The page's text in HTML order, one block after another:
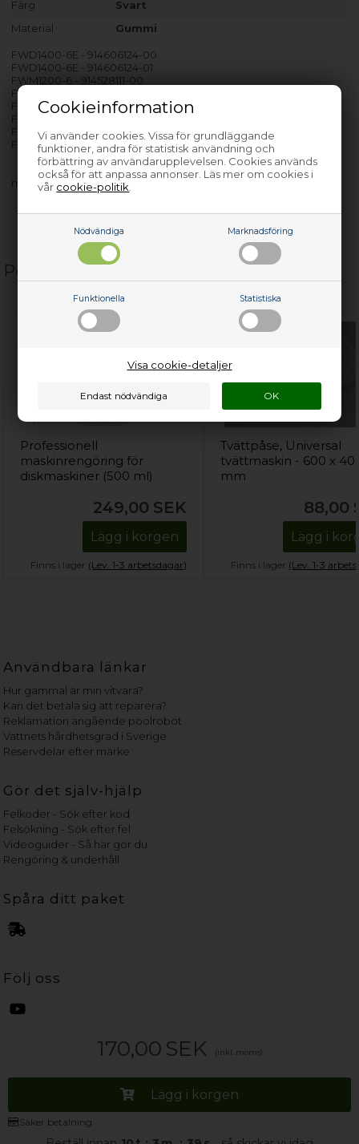
Cookieinformation
Vi använder cookies. Vissa för grundläggande
funktioner, andra för statistisk användning och
förbättring av användarupplevelsen. Cookies används
också för att anpassa annonser. Läs mer om cookies i
vår cookie-politik
Nödvändiga Marknadsföring
Funktionella Statistiska
Visa cookie-detaljer
Färg
Svart
Material
Gummi
FWD1400-6E - 914606124-00
FWD1400-6E - 914606124-01
FWM1200-6 - 914528111-00
FWM1200-6 - 914528111-01
FWM1200-6 - 914528111-02
FWM1200-6 - 914528111-03
FWM2017 - 914900263-00
FWM2018 - 914900261-00
med flera…
170,00 SEK (inkl. moms)
Lägg i korgen
Säker betalning
Populära relaterade produkter
Professionell
maskinrengöring för
diskmaskiner (500 ml)
249,00 SEK
Lägg i korgen
Finns i lager (Lev. 1-3 arbetsdagar)
Tvättpåse, Universal
tvättmaskin - 600 x
mm
88,00
Lägg i
Finns i lager (Lev. 1-3
Användbara länkar
Hur gammal är min vitvara?
Kan det betala sig att reparera?
Reklamation angående poolrobot
Vattnets hårdhetsgrad i Sverige
Reservdelar efter märke
Gör det själv-hjälp
Felkoder - Sök efter kod
Felsökning - Sök efter fel
Videoguider - Så här gör du
Rengöring & underhåll
Spåra ditt paket
Följ oss